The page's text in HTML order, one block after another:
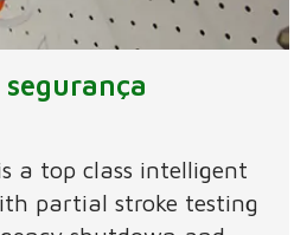
a top class intelligent
partial stroke testing